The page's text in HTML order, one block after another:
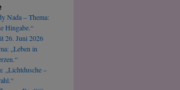
Nada – Thema:
Hingabe.“
26. Juni 2026
„Leben in
„Lichtdusche –